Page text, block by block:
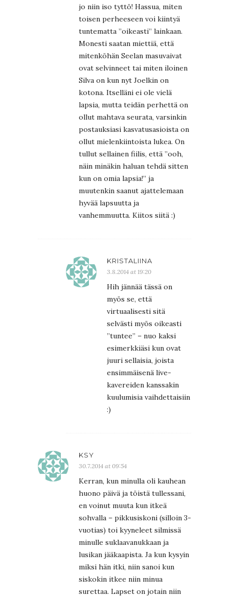
jo niin iso tyttö! Hassua, miten
toisen perheeseen voi kiintyä
tuntematta ”oikeasti” lainkaan.
Monesti saatan miettiä, että
mitenköhän Seelan masuvaivat
ovat selvinneet tai miten iloinen
Silva on kun nyt Joelkin on
kotona. Itselläni ei ole vielä
lapsia, mutta teidän perhettä on
ollut mahtava seurata, varsinkin
postauksiasi kasvatusasioista on
ollut mielenkiintoista lukea. On
tullut sellainen fiilis, että ”ooh,
näin minäkin haluan tehdä sitten
kun on omia lapsia!” ja
muutenkin saanut ajattelemaan
hyvää lapsuutta ja
vanhemmuutta. Kiitos siitä :)
KRISTALIINA
3.8.2014 at 19:20
Hih jännää tässä on
myös se, että
virtuaalisesti sitä
selvästi myös oikeasti
”tuntee” – nuo kaksi
esimerkkiäsi kun ovat
juuri sellaisia, joista
ensimmäisenä live-
kavereiden kanssakin
kuulumisia vaihdettaisiin
:)
KSY
30.7.2014 at 09:54
Kerran, kun minulla oli kauhean
huono päivä ja töistä tullessani,
en voinut muuta kun itkeä
sohvalla – pikkusiskoni (silloin 3-
vuotias) toi kyyneleet silmissä
minulle suklaavanukkaan ja
lusikan jääkaapista. Ja kun kysyin
miksi hän itki, niin sanoi kun
siskokin itkee niin minua
surettaa. Lapset on jotain niin